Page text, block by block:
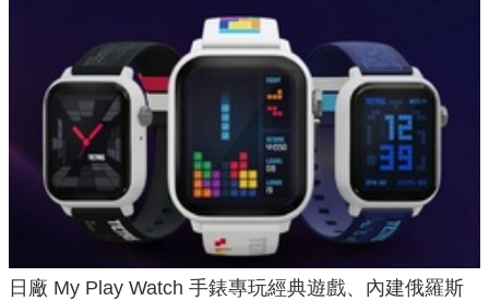
日廠 My Play Watch 手錶專玩經典遊戲、內建俄羅斯